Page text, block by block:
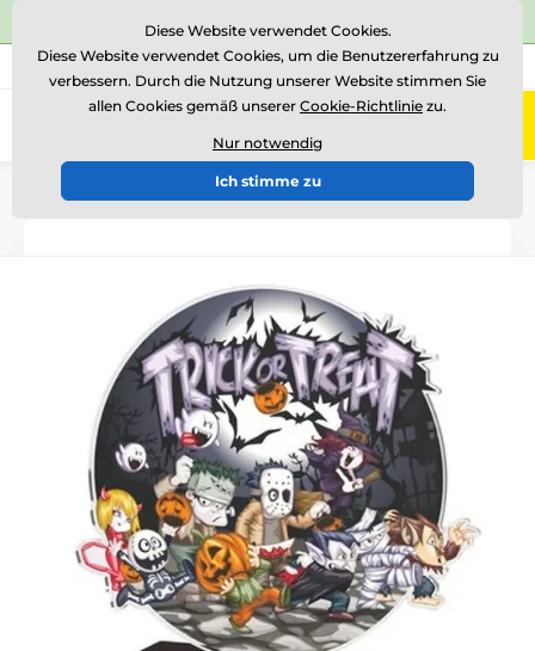
⭐Siehe 504 verifizierte Bewertungen auf
Rufen Sie uns an (Mo-Fr 15-18) +43 676 361 37 22
0
Einführung Auszeichnungen nach Thema
Diese Website verwendet Cookies.
Diese Website verwendet Cookies, um die Benutzererfahrung zu
verbessern. Durch die Nutzung unserer Website stimmen Sie
allen Cookies gemäß unserer Cookie-Richtlinie zu.
Nur notwendig
Ich stimme zu